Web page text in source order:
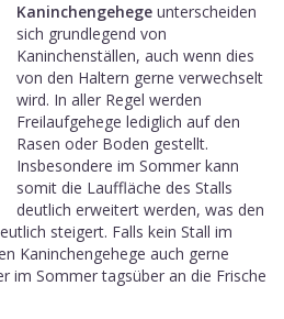
Kaninchengehege unterscheiden
sich grundlegend von
Kaninchenställen, auch wenn dies
von den Haltern gerne verwechselt
wird. In aller Regel werden
Freilaufgehege lediglich auf den
Rasen oder Boden gestellt.
Insbesondere im Sommer kann
somit die Lauffläche des Stalls
deutlich erweitert werden, was den
steigert. Falls kein Stall im
Kaninchengehege auch gerne
im Sommer tagsüber an die Frische